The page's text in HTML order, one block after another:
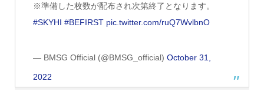
※準備した枚数が配布され次第終了となります。
#SKYHI #BEFIRST pic.twitter.com/ruQ7WvlbnO
— BMSG Official (@BMSG_official) October 31,
2022